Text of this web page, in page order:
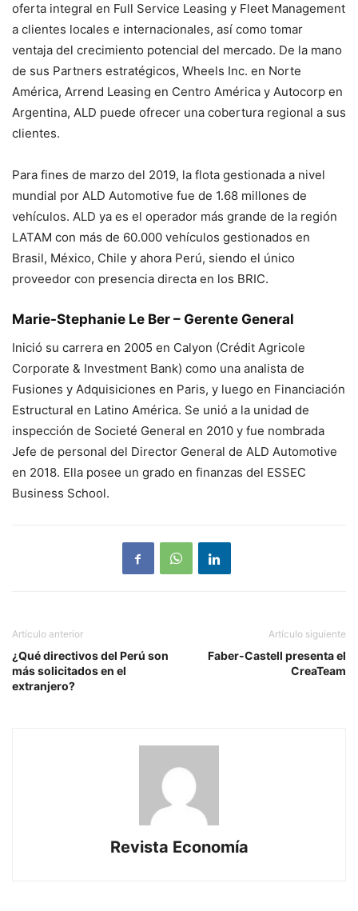
oferta integral en Full Service Leasing y Fleet Management
a clientes locales e internacionales, así como tomar
ventaja del crecimiento potencial del mercado. De la mano
de sus Partners estratégicos, Wheels Inc. en Norte
América, Arrend Leasing en Centro América y Autocorp en
Argentina, ALD puede ofrecer una cobertura regional a sus
clientes.
Para fines de marzo del 2019, la flota gestionada a nivel
mundial por ALD Automotive fue de 1.68 millones de
vehículos. ALD ya es el operador más grande de la región
LATAM con más de 60.000 vehículos gestionados en
Brasil, México, Chile y ahora Perú, siendo el único
proveedor con presencia directa en los BRIC.
Marie-Stephanie Le Ber – Gerente General
Inició su carrera en 2005 en Calyon (Crédit Agricole
Corporate & Investment Bank) como una analista de
Fusiones y Adquisiciones en Paris, y luego en Financiación
Estructural en Latino América. Se unió a la unidad de
inspección de Societé General en 2010 y fue nombrada
Jefe de personal del Director General de ALD Automotive
en 2018. Ella posee un grado en finanzas del ESSEC
Business School.
Artículo anterior
¿Qué directivos del Perú son
más solicitados en el
extranjero?
Artículo siguiente
Faber-Castell presenta el
CreaTeam
Revista Economía